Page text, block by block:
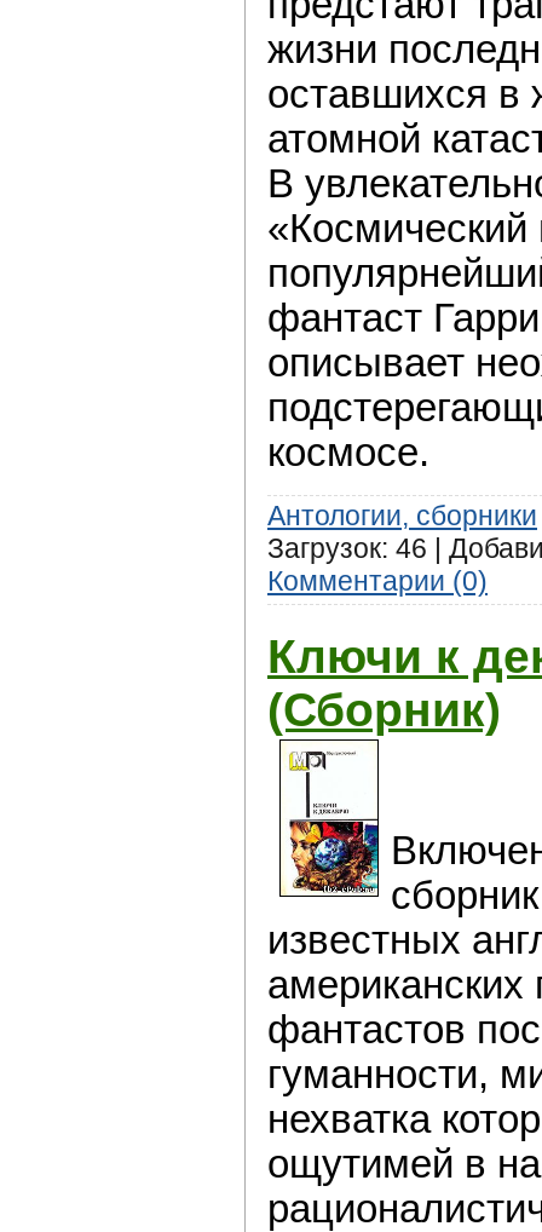
жизни
оставшихся в
атомной
В
«Космический
фантаст
описывает
космосе.
Антологии, сборники
Загрузок: 46 |
Комментарии (0)
Ключи к
(Сборник)
известных
американских
фантастов
гуманности,
нехватка
ощутимей в